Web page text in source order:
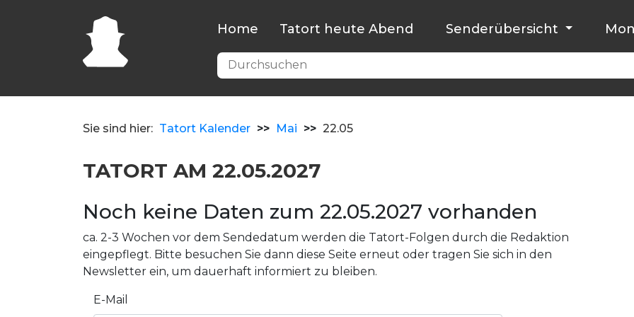
Home Tatort heute Abend Senderübersicht
Sie sind hier: Tatort Kalender >> Mai >> 22.05
TATORT AM 22.05.2027
Noch keine Daten zum 22.05.2027 vorhanden
ca. 2-3 Wochen vor dem Sendedatum werden die Tatort-Folgen durch die Redaktion
eingepflegt. Bitte besuchen Sie dann diese Seite erneut oder tragen Sie sich in den
Newsletter ein, um dauerhaft informiert zu bleiben.
E-Mail